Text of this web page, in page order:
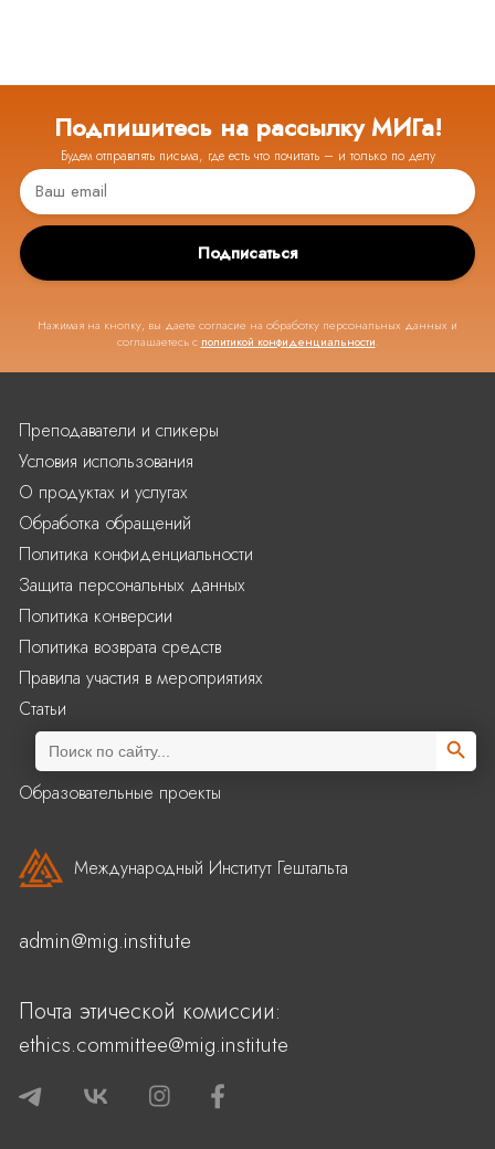
Подпишитесь на рассылку МИГа!
Будем отправлять письма, где есть что почитать – и только по делу
Подписаться
Нажимая на кнопку, вы даете согласие на обработку персональных данных и
соглашаетесь с политикой конфиденциальности.
Образовательные проекты
Преподаватели и спикеры
Условия использования
О продуктах и услугах
Обработка обращений
Политика конфиденциальности
Защита персональных данных
Политика конверсии
Политика возврата средств
Правила участия в мероприятиях
Статьи
Search
for:
Search
Международный Институт Гештальта
admin@mig.institute
Почта этической комиссии:
ethics.committee@mig.institute